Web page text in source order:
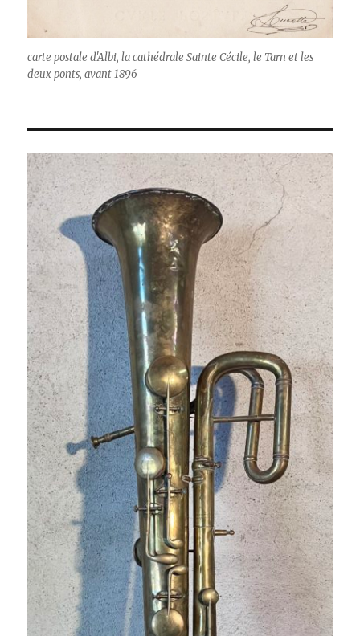
carte postale d'Albi, la cathédrale Sainte Cécile, le Tarn et les
deux ponts, avant 1896